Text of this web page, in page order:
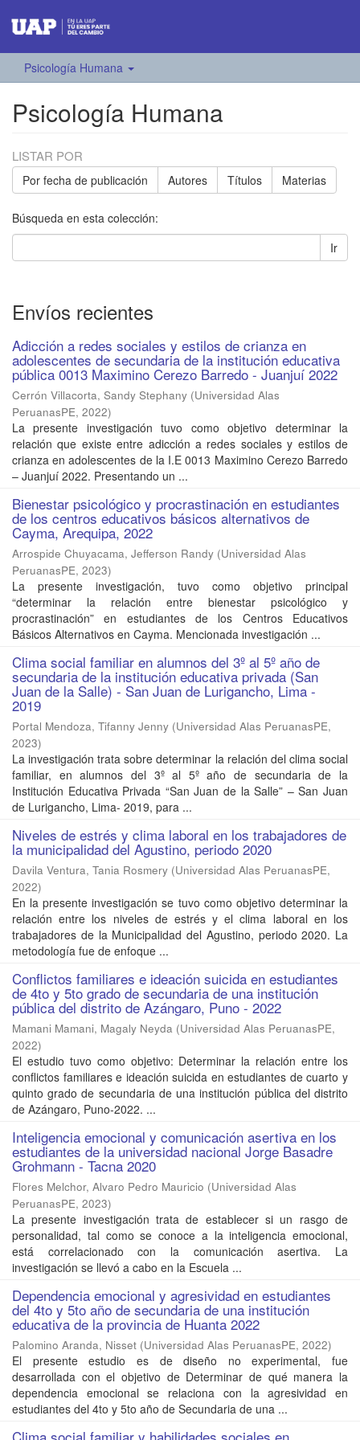
Psicología Humana
Psicología Humana
LISTAR POR
Por fecha de publicación Autores Títulos Materias
Búsqueda en esta colección:
Ir
Envíos recientes
Adicción a redes sociales y estilos de crianza en
adolescentes de secundaria de la institución educativa
pública 0013 Maximino Cerezo Barredo - Juanjuí 2022
Cerrón Villacorta, Sandy Stephany (Universidad Alas
PeruanasPE, 2022)
La presente investigación tuvo como objetivo determinar la
relación que existe entre adicción a redes sociales y estilos de
crianza en adolescentes de la I.E 0013 Maximino Cerezo Barredo
– Juanjuí 2022. Presentando un ...
Bienestar psicológico y procrastinación en estudiantes
de los centros educativos básicos alternativos de
Cayma, Arequipa, 2022
Arrospide Chuyacama, Jefferson Randy (Universidad Alas
PeruanasPE, 2023)
La presente investigación, tuvo como objetivo principal
“determinar la relación entre bienestar psicológico y
procrastinación” en estudiantes de los Centros Educativos
Básicos Alternativos en Cayma. Mencionada investigación ...
Clima social familiar en alumnos del 3º al 5º año de
secundaria de la institución educativa privada (San
Juan de la Salle) - San Juan de Lurigancho, Lima -
2019
Portal Mendoza, Tifanny Jenny (Universidad Alas PeruanasPE,
2023)
La investigación trata sobre determinar la relación del clima social
familiar, en alumnos del 3º al 5º año de secundaria de la
Institución Educativa Privada “San Juan de la Salle” – San Juan
de Lurigancho, Lima- 2019, para ...
Niveles de estrés y clima laboral en los trabajadores de
la municipalidad del Agustino, periodo 2020
Davila Ventura, Tania Rosmery (Universidad Alas PeruanasPE,
2022)
En la presente investigación se tuvo como objetivo determinar la
relación entre los niveles de estrés y el clima laboral en los
trabajadores de la Municipalidad del Agustino, periodo 2020. La
metodología fue de enfoque ...
Conflictos familiares e ideación suicida en estudiantes
de 4to y 5to grado de secundaria de una institución
pública del distrito de Azángaro, Puno - 2022
Mamani Mamani, Magaly Neyda (Universidad Alas PeruanasPE,
2022)
El estudio tuvo como objetivo: Determinar la relación entre los
conflictos familiares e ideación suicida en estudiantes de cuarto y
quinto grado de secundaria de una institución pública del distrito
de Azángaro, Puno-2022. ...
Inteligencia emocional y comunicación asertiva en los
estudiantes de la universidad nacional Jorge Basadre
Grohmann - Tacna 2020
Flores Melchor, Alvaro Pedro Mauricio (Universidad Alas
PeruanasPE, 2023)
La presente investigación trata de establecer si un rasgo de
personalidad, tal como se conoce a la inteligencia emocional,
está correlacionado con la comunicación asertiva. La
investigación se llevó a cabo en la Escuela ...
Dependencia emocional y agresividad en estudiantes
del 4to y 5to año de secundaria de una institución
educativa de la provincia de Huanta 2022
Palomino Aranda, Nisset (Universidad Alas PeruanasPE, 2022)
El presente estudio es de diseño no experimental, fue
desarrollada con el objetivo de Determinar de qué manera la
dependencia emocional se relaciona con la agresividad en
estudiantes del 4to y 5to año de Secundaria de una ...